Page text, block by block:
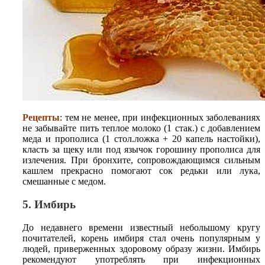
Рецепты: тем не менее, при инфекционных заболеваниях
не забывайте пить теплое молоко (1 стак.) с добавлением
меда и прополиса (1 стол.ложка + 20 капель настойки),
класть за щеку или под язычок горошину прополиса для
излечения. При бронхите, сопровождающимся сильным
кашлем прекрасно помогают сок редьки или лука,
смешанные с медом.
5. Имбирь
До недавнего времени известный небольшому кругу
почитателей, корень имбиря стал очень популярным у
людей, приверженных здоровому образу жизни. Имбирь
рекомендуют употреблять при инфекционных